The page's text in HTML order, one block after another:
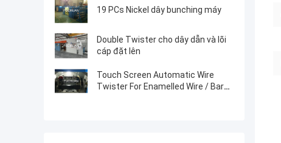
19 PCs Nickel dây bunching máy
Double Twister cho dây dẫn và lõi
cáp đặt lên
Touch Screen Automatic Wire
Twister For Enamelled Wire / Bare